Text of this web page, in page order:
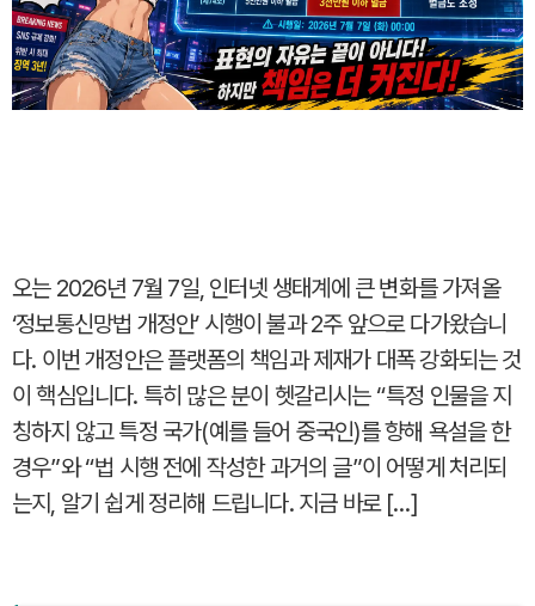
오는 2026년 7월 7일, 인터넷 생태계에 큰 변화를 가져올
‘정보통신망법 개정안’ 시행이 불과 2주 앞으로 다가왔습니
다. 이번 개정안은 플랫폼의 책임과 제재가 대폭 강화되는 것
이 핵심입니다. 특히 많은 분이 헷갈리시는 “특정 인물을 지
칭하지 않고 특정 국가(예를 들어 중국인)를 향해 욕설을 한
경우”와 “법 시행 전에 작성한 과거의 글”이 어떻게 처리되
는지, 알기 쉽게 정리해 드립니다. 지금 바로 […]